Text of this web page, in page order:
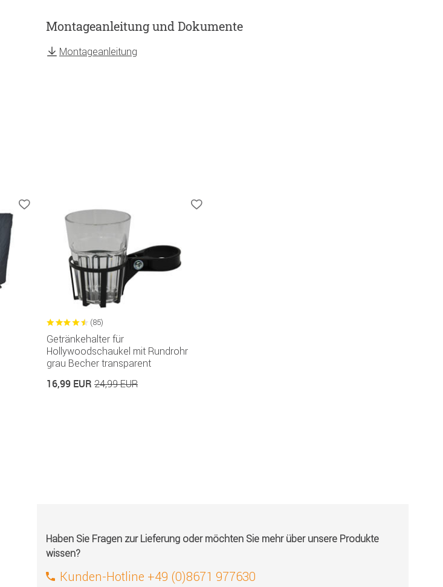
Montageanleitung und Dokumente
Montageanleitung
(85)
Getränkehalter für
Hollywoodschaukel mit Rundrohr
grau Becher transparent
16,99 EUR 24,99 EUR
Haben Sie Fragen zur Lieferung oder möchten Sie mehr über unsere Produkte
wissen?
Kunden-Hotline +49 (0)8671 977630